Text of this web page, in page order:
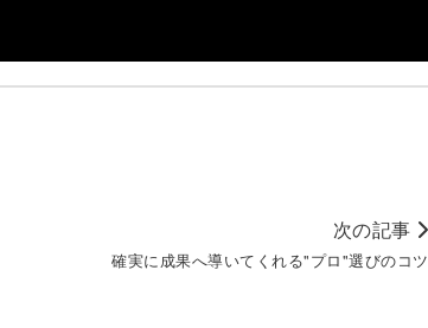
次の記事
確実に成果へ導いてくれる"プロ"選びのコツ